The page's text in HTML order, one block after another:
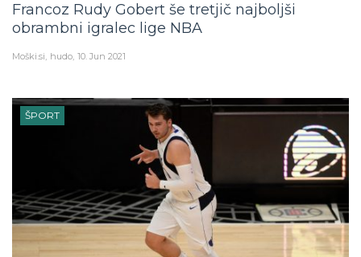
Francoz Rudy Gobert še tretjič najboljši
obrambni igralec lige NBA
Moški.si hudo 10. Jun 2021
ŠPORT